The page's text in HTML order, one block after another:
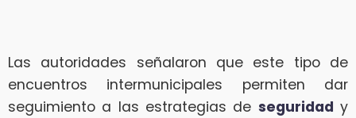
Las autoridades señalaron que este tipo de
encuentros intermunicipales permiten dar
seguimiento a las estrategias de seguridad y